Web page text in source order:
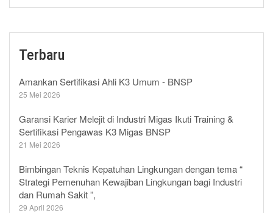
Terbaru
Amankan Sertifikasi Ahli K3 Umum - BNSP
25 Mei 2026
Garansi Karier Melejit di Industri Migas Ikuti Training &
Sertifikasi Pengawas K3 Migas BNSP
21 Mei 2026
Bimbingan Teknis Kepatuhan Lingkungan dengan tema “
Strategi Pemenuhan Kewajiban Lingkungan bagi Industri
dan Rumah Sakit ”,
29 April 2026